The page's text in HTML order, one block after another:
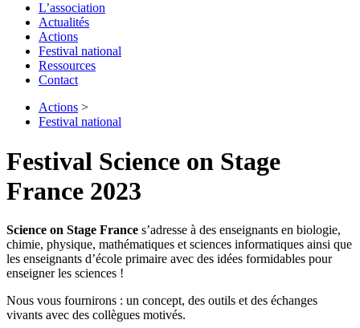
L’association
Actualités
Actions
Festival national
Ressources
Contact
Actions >
Festival national
Festival Science on Stage
France 2023
Science on Stage France s’adresse à des enseignants en biologie,
chimie, physique, mathématiques et sciences informatiques ainsi que
les enseignants d’école primaire avec des idées formidables pour
enseigner les sciences !
Nous vous fournirons : un concept, des outils et des échanges
vivants avec des collègues motivés.